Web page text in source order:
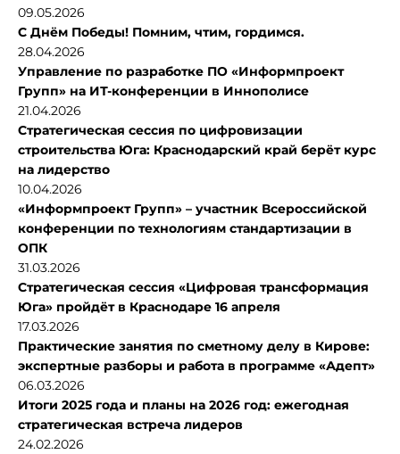
09.05.2026
С Днём Победы! Помним, чтим, гордимся.
28.04.2026
Управление по разработке ПО «Информпроект
Групп» на ИТ-конференции в Иннополисе
21.04.2026
Стратегическая сессия по цифровизации
строительства Юга: Краснодарский край берёт курс
на лидерство
10.04.2026
«Информпроект Групп» – участник Всероссийской
конференции по технологиям стандартизации в
ОПК
31.03.2026
Стратегическая сессия «Цифровая трансформация
Юга» пройдёт в Краснодаре 16 апреля
17.03.2026
Практические занятия по сметному делу в Кирове:
экспертные разборы и работа в программе «Адепт»
06.03.2026
Итоги 2025 года и планы на 2026 год: ежегодная
стратегическая встреча лидеров
24.02.2026